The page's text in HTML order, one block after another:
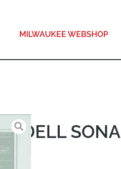
MILWAUKEE WEBSHOP
SONA